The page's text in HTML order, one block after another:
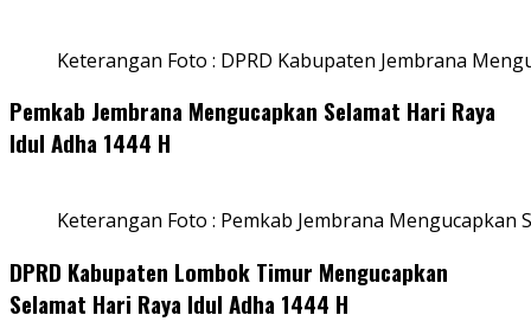
Keterangan Foto : DPRD Kabupaten Jembrana
Pemkab Jembrana Mengucapkan Selamat Hari Raya
Idul Adha 1444 H
Keterangan Foto : Pemkab Jembrana Mengucapkan
DPRD Kabupaten Lombok Timur Mengucapkan
Selamat Hari Raya Idul Adha 1444 H